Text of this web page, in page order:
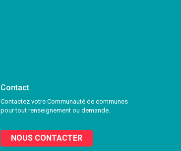
Contact
Contactez votre Communauté de communes
pour tout renseignement ou demande.
NOUS CONTACTER